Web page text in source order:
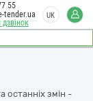
55
tender.ua
UK
останніх змін -